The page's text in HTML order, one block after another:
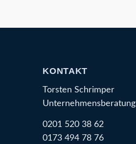
KONTAKT
Torsten Schrimper
Unternehmensberatung
0201 520 38 62
0173 494 78 76